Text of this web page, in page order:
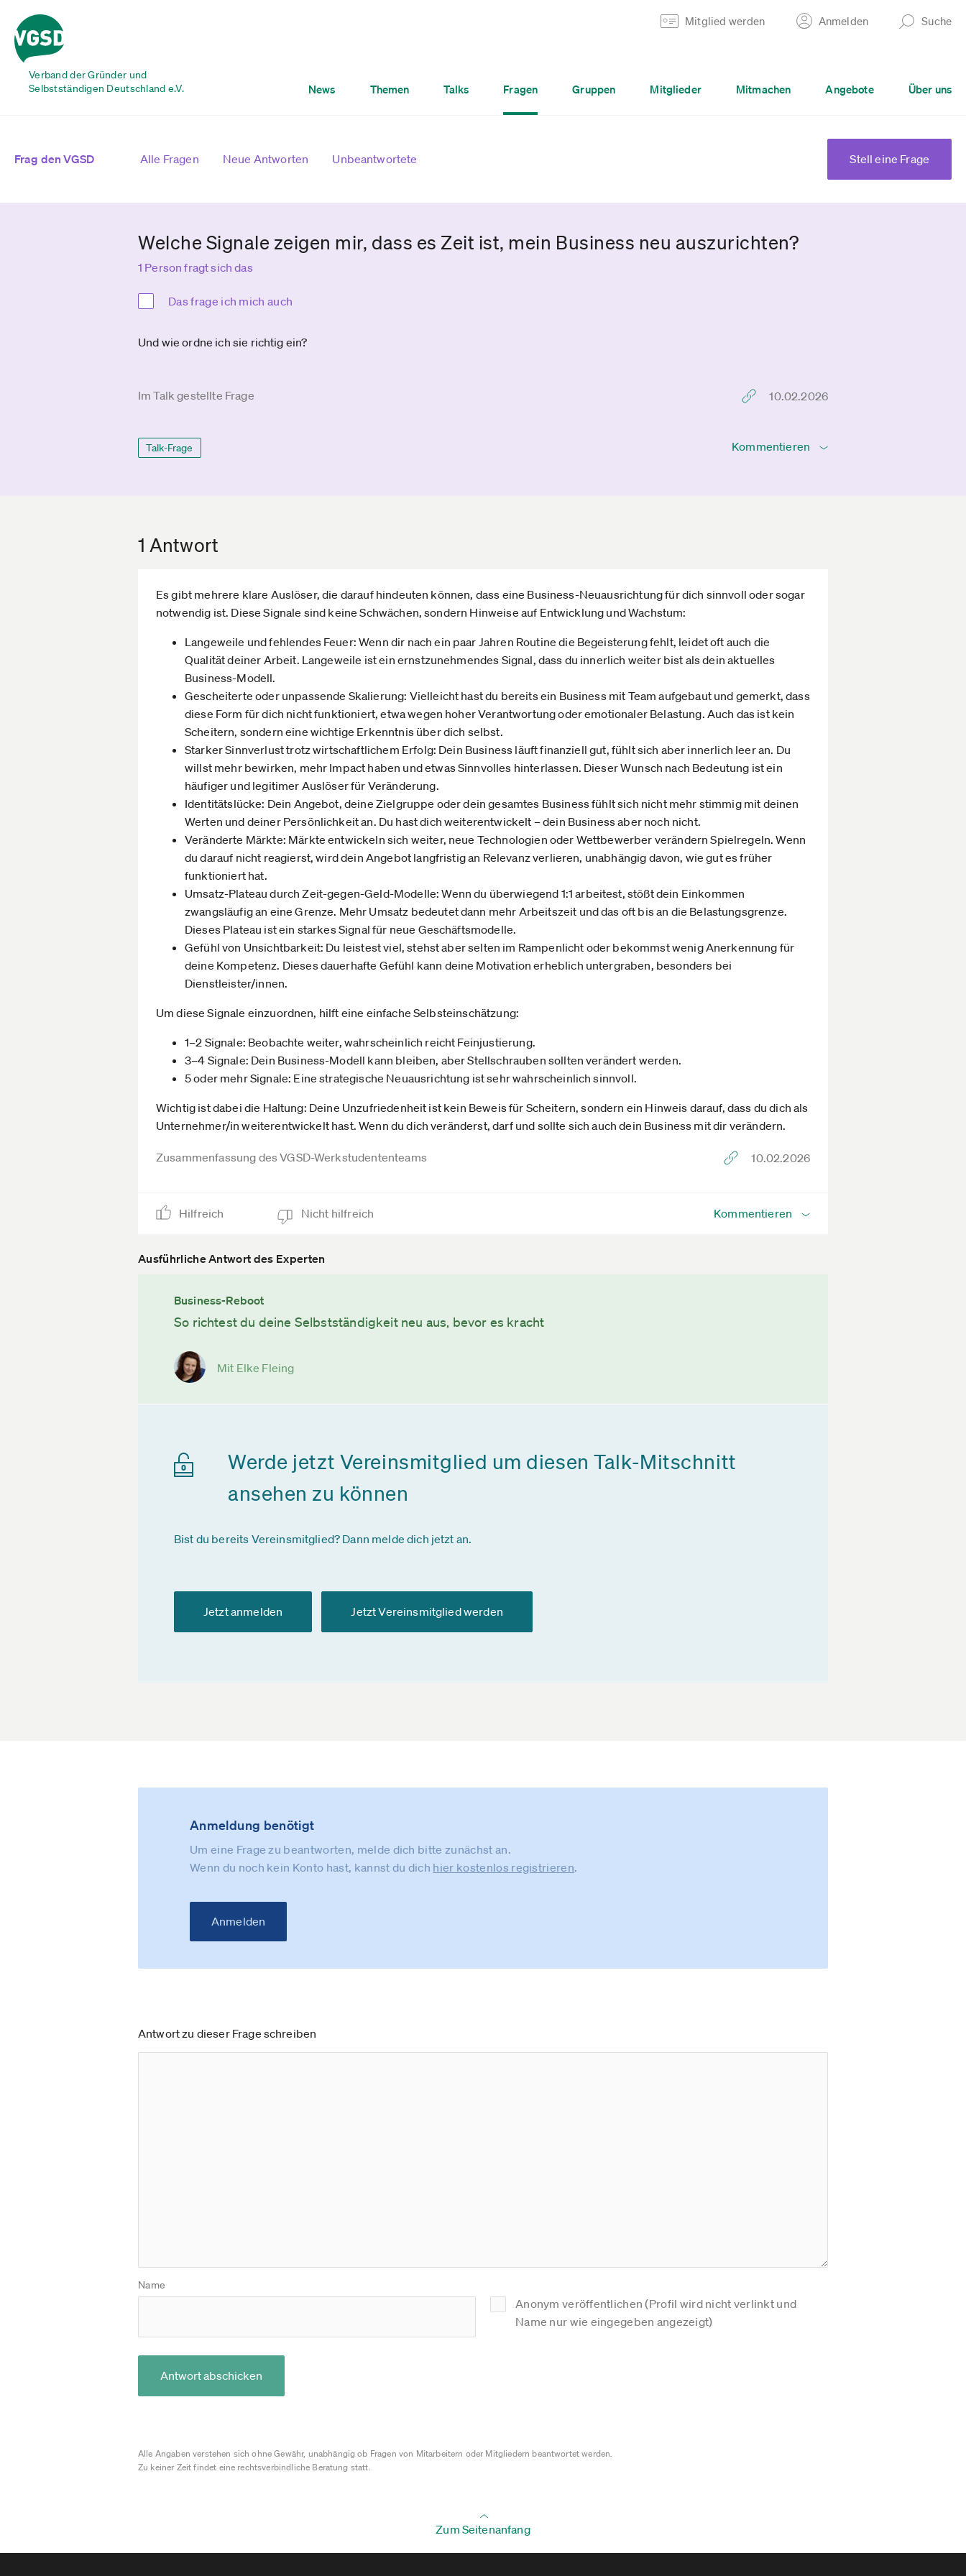
Verband der Gründer und
Selbstständigen Deutschland e.V.
Mitglied werden Anmelden Suche
News Themen Talks Fragen Gruppen Mitglieder Mitmachen Angebote Über uns
Frag den VGSD Alle Fragen Neue Antworten Unbeantwortete Stell eine Frage
Welche Signale zeigen mir, dass es Zeit ist, mein Business neu auszurichten?
1 Person fragt sich das
Das frage ich mich auch
Und wie ordne ich sie richtig ein?
Im Talk gestellte Frage 10.02.2026
Talk-Frage Kommentieren
1 Antwort
Es gibt mehrere klare Auslöser, die darauf hindeuten können, dass eine Business-Neuausrichtung für dich sinnvoll oder sogar
notwendig ist. Diese Signale sind keine Schwächen, sondern Hinweise auf Entwicklung und Wachstum:
Langeweile und fehlendes Feuer: Wenn dir nach ein paar Jahren Routine die Begeisterung fehlt, leidet oft auch die
Qualität deiner Arbeit. Langeweile ist ein ernstzunehmendes Signal, dass du innerlich weiter bist als dein aktuelles
Business-Modell.
Gescheiterte oder unpassende Skalierung: Vielleicht hast du bereits ein Business mit Team aufgebaut und gemerkt, dass
diese Form für dich nicht funktioniert, etwa wegen hoher Verantwortung oder emotionaler Belastung. Auch das ist kein
Scheitern, sondern eine wichtige Erkenntnis über dich selbst.
Starker Sinnverlust trotz wirtschaftlichem Erfolg: Dein Business läuft finanziell gut, fühlt sich aber innerlich leer an. Du
willst mehr bewirken, mehr Impact haben und etwas Sinnvolles hinterlassen. Dieser Wunsch nach Bedeutung ist ein
häufiger und legitimer Auslöser für Veränderung.
Identitätslücke: Dein Angebot, deine Zielgruppe oder dein gesamtes Business fühlt sich nicht mehr stimmig mit deinen
Werten und deiner Persönlichkeit an. Du hast dich weiterentwickelt – dein Business aber noch nicht.
Veränderte Märkte: Märkte entwickeln sich weiter, neue Technologien oder Wettbewerber verändern Spielregeln. Wenn
du darauf nicht reagierst, wird dein Angebot langfristig an Relevanz verlieren, unabhängig davon, wie gut es früher
funktioniert hat.
Umsatz-Plateau durch Zeit-gegen-Geld-Modelle: Wenn du überwiegend 1:1 arbeitest, stößt dein Einkommen
zwangsläufig an eine Grenze. Mehr Umsatz bedeutet dann mehr Arbeitszeit und das oft bis an die Belastungsgrenze.
Dieses Plateau ist ein starkes Signal für neue Geschäftsmodelle.
Gefühl von Unsichtbarkeit: Du leistest viel, stehst aber selten im Rampenlicht oder bekommst wenig Anerkennung für
deine Kompetenz. Dieses dauerhafte Gefühl kann deine Motivation erheblich untergraben, besonders bei
Dienstleister/innen.
Um diese Signale einzuordnen, hilft eine einfache Selbsteinschätzung:
1–2 Signale: Beobachte weiter, wahrscheinlich reicht Feinjustierung.
3–4 Signale: Dein Business-Modell kann bleiben, aber Stellschrauben sollten verändert werden.
5 oder mehr Signale: Eine strategische Neuausrichtung ist sehr wahrscheinlich sinnvoll.
Wichtig ist dabei die Haltung: Deine Unzufriedenheit ist kein Beweis für Scheitern, sondern ein Hinweis darauf, dass du dich als
Unternehmer/in weiterentwickelt hast. Wenn du dich veränderst, darf und sollte sich auch dein Business mit dir verändern.
Zusammenfassung des VGSD-Werkstudententeams 10.02.2026
Hilfreich Nicht hilfreich Kommentieren
Ausführliche Antwort des Experten
Business-Reboot
So richtest du deine Selbstständigkeit neu aus, bevor es kracht
Mit Elke Fleing
Werde jetzt Vereinsmitglied um diesen Talk-Mitschnitt
ansehen zu können
Bist du bereits Vereinsmitglied? Dann melde dich jetzt an.
Jetzt anmelden Jetzt Vereinsmitglied werden
Anmeldung benötigt
Um eine Frage zu beantworten, melde dich bitte zunächst an.
Wenn du noch kein Konto hast, kannst du dich hier kostenlos registrieren.
Anmelden
Antwort zu dieser Frage schreiben
Name
Anonym veröffentlichen (Profil wird nicht verlinkt und
Name nur wie eingegeben angezeigt)
Antwort abschicken
Alle Angaben verstehen sich ohne Gewähr, unabhängig ob Fragen von Mitarbeitern oder Mitgliedern beantwortet werden.
Zu keiner Zeit findet eine rechtsverbindliche Beratung statt.
Zum Seitenanfang